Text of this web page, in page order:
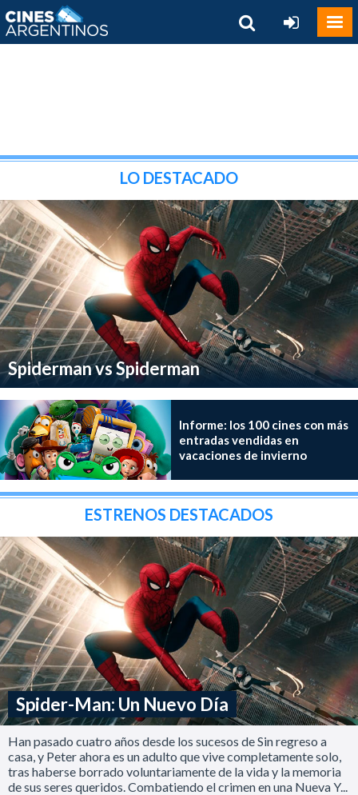
LO DESTACADO
Spiderman vs Spiderman
Informe: los 100 cines con más
entradas vendidas en
vacaciones de invierno
ESTRENOS DESTACADOS
Spider-Man: Un Nuevo Día
Han pasado cuatro años desde los sucesos de Sin regreso a
casa, y Peter ahora es un adulto que vive completamente solo,
tras haberse borrado voluntariamente de la vida y la memoria
de sus seres queridos. Combatiendo el crimen en una Nueva Y...